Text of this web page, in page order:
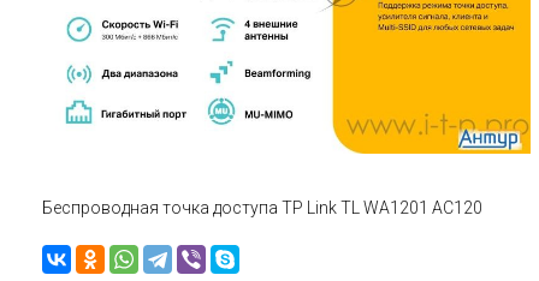
Беспроводная точка доступа TP Link TL WA1201 AC120